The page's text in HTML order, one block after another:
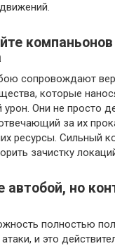
сопровождают
которые
Они не просто
за их
ресурсы. Сильный
зачистку
автобой, но
полностью
и это